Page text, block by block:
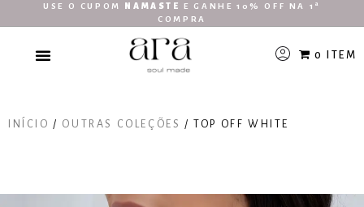
USE O CUPOM NAMASTE
E GANHE 10% OFF NA 1ª
COMPRA
0 ITEM
INÍCIO / OUTRAS COLEÇÕES / TOP OFF WHITE